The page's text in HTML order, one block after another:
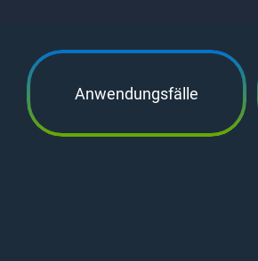
Anwendungsfälle